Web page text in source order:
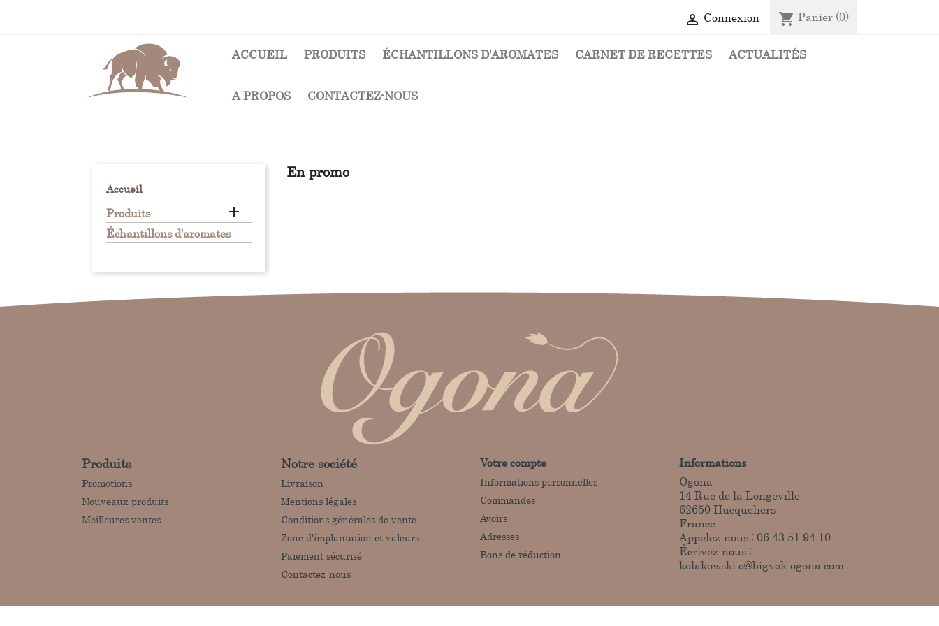
 Connexion shopping_cart Panier (0)
ACCUEIL PRODUITS ÉCHANTILLONS D'AROMATES CARNET DE RECETTES ACTUALITÉS
A PROPOS CONTACTEZ-NOUS
Accueil
Produits 
Échantillons d'aromates
En promo
Produits
Promotions
Nouveaux produits
Meilleures ventes
Notre société
Livraison
Mentions légales
Conditions générales de vente
Zone d'implantation et valeurs
Paiement sécurisé
Contactez-nous
Votre compte
Informations personnelles
Commandes
Avoirs
Adresses
Bons de réduction
Informations
Ogona
14 Rue de la Longeville
62650 Hucqueliers
France
Appelez-nous : 06.43.51.94.10
Écrivez-nous :
kolakowski.o@bigvok-ogona.com